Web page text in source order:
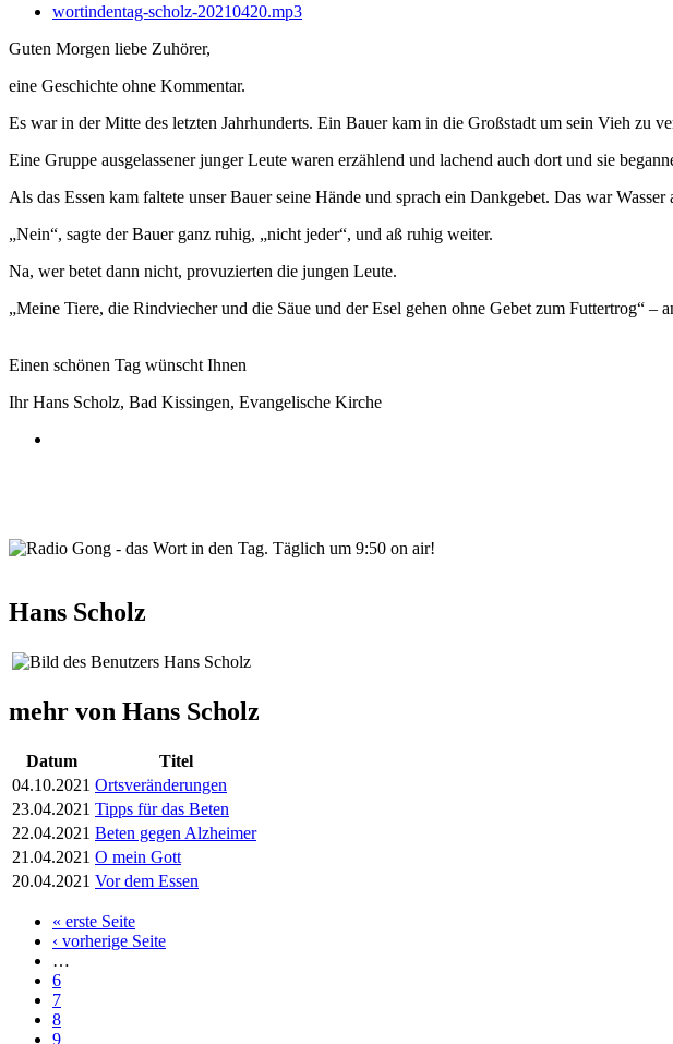
wortindentag-scholz-20210420.mp3
Guten Morgen liebe Zuhörer,
eine Geschichte ohne Kommentar.
Es war in der Mitte des letzten Jahrhunderts. Ein Bauer kam in die Großstadt um sein Vieh zu
Eine Gruppe ausgelassener junger Leute waren erzählend und lachend auch dort und sie
Als das Essen kam faltete unser Bauer seine Hände und sprach ein Dankgebet. Das war
„Nein“, sagte der Bauer ganz ruhig, „nicht jeder“, und aß ruhig weiter.
Na, wer betet dann nicht, provuzierten die jungen Leute.
„Meine Tiere, die Rindviecher und die Säue und der Esel gehen ohne Gebet zum Futtertrog“ –
Einen schönen Tag wünscht Ihnen
Ihr Hans Scholz, Bad Kissingen, Evangelische Kirche
Hans Scholz
mehr von Hans Scholz
Datum
Titel
04.10.2021 Ortsveränderungen
23.04.2021 Tipps für das Beten
22.04.2021 Beten gegen Alzheimer
21.04.2021 O mein Gott
20.04.2021 Vor dem Essen
Seiten« erste Seite
‹ vorherige Seite
…
6
7
8
9